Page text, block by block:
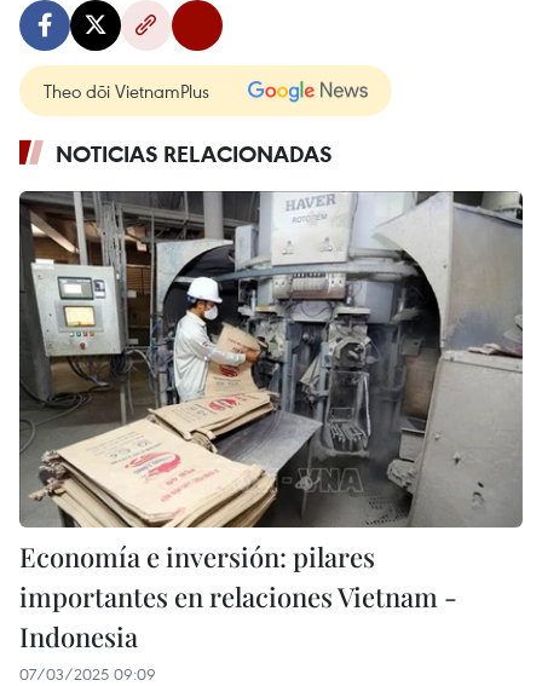
Theo dõi VietnamPlus
NOTICIAS RELACIONADAS
Economía e inversión: pilares
importantes en relaciones Vietnam -
Indonesia
07/03/2025 09:09